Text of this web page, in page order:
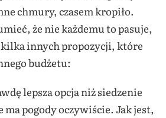
chmury, czasem kropiło.
że nie każdemu to pasuje,
kilka innych propozycji, które
budżetu:
lepsza opcja niż siedzenie
ma pogody oczywiście. Jak jest,